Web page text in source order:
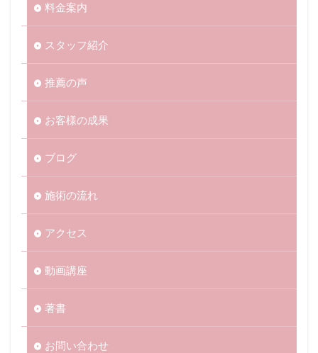
料金案内
スタッフ紹介
推薦の声
お客様の成果
ブログ
施術の流れ
アクセス
動画講座
著書
お問い合わせ